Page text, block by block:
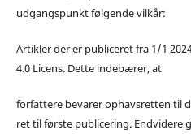
udgangspunkt følgende vilkår:
Artikler der er publiceret fra 1/1
4.0 Licens. Dette indebærer, at
forfattere bevarer ophavsretten til
ret til første publicering. Endvidere